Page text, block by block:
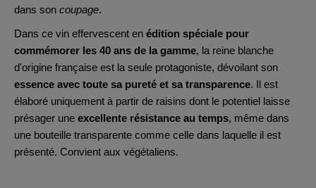
dans son coupage.
Dans ce vin effervescent en édition spéciale pour
commémorer les 40 ans de la gamme, la reine blanche
d'origine française est la seule protagoniste, dévoilant son
essence avec toute sa pureté et sa transparence. Il est
élaboré uniquement à partir de raisins dont le potentiel laisse
présager une excellente résistance au temps, même dans
une bouteille transparente comme celle dans laquelle il est
présenté. Convient aux végétaliens.